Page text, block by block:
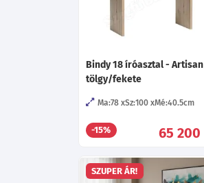
Bindy 18 íróasztal - Artisan
tölgy/fekete
Ma:78 Sz:100 Mé:40.5cm
-15% 65 200
SZUPER ÁR!